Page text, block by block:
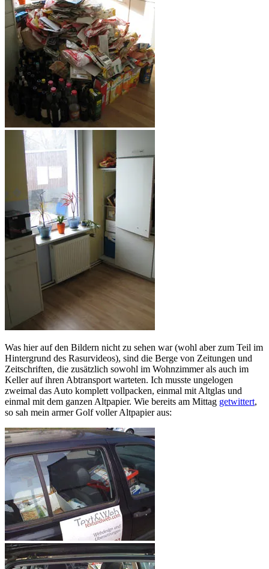
Was hier auf den Bildern nicht zu sehen war (wohl aber zum Teil im
Hintergrund des Rasurvideos), sind die Berge von Zeitungen und
Zeitschriften, die zusätzlich sowohl im Wohnzimmer als auch im
Keller auf ihren Abtransport warteten. Ich musste ungelogen
zweimal das Auto komplett vollpacken, einmal mit Altglas und
einmal mit dem ganzen Altpapier. Wie bereits am Mittag getwittert,
so sah mein armer Golf voller Altpapier aus: